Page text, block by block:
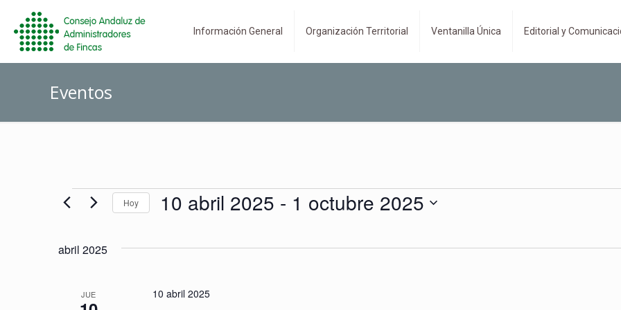
Información General Organización Territorial Ventanilla Única Editorial y
Eventos
Eventos Hoy 10 abril 2025 - 1 octubre 2025
fecha.
abril 2025
JUE 10 abril 2025